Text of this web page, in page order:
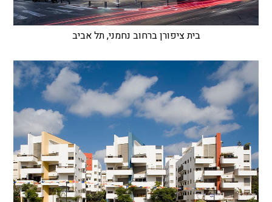
בית ציפורן ברחוב נחמני, תל אביב